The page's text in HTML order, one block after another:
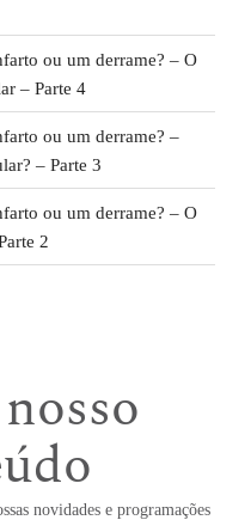
ou um derrame? – O
– Parte 4
ou um derrame? –
– Parte 3
ou um derrame? – O
2
novidades e programações